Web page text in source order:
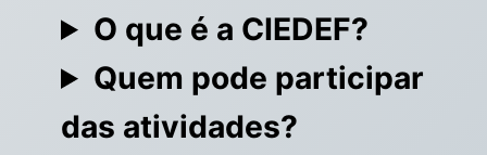
O que é a CIEDEF?
Quem pode participar
das atividades?